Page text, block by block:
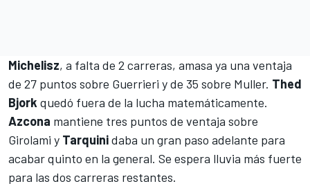
Michelisz, a falta de 2 carreras, amasa ya una ventaja
de 27 puntos sobre Guerrieri y de 35 sobre Muller. Thed
Bjork quedó fuera de la lucha matemáticamente.
Azcona mantiene tres puntos de ventaja sobre
Girolami y Tarquinidaba un gran paso adelante para
acabar quinto en la general. Se espera lluvia más fuerte
para las dos carreras restantes.